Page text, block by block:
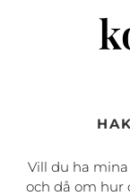
Vill du ha
och då om hur